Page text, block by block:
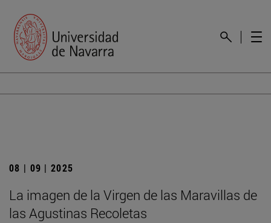
08 | 09 | 2025
La imagen de la Virgen de las Maravillas de
las Agustinas Recoletas